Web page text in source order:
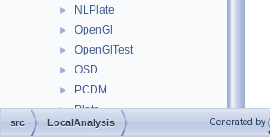
► NLPlate
► OpenGl
► OpenGlTest
► OSD
► PCDM
► Plate
► PLib
src LocalAnalysis Generated by